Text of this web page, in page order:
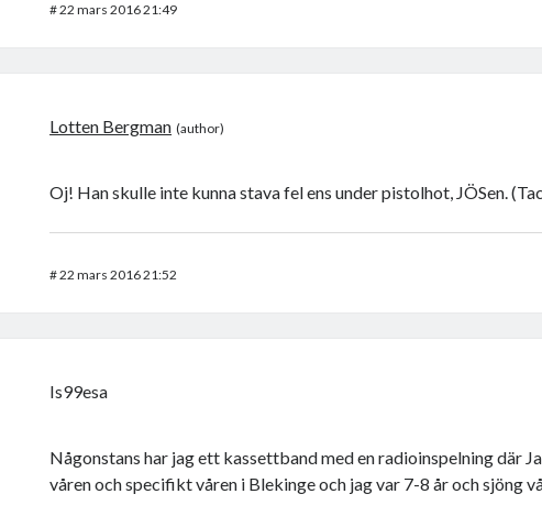
#22 mars 2016 21:49
Lotten Bergman
Oj! Han skulle inte kunna stava fel ens under pistolhot, JÖSen.
#22 mars 2016 21:52
Is99esa
Någonstans har jag ett kassettband med en radioinspelning där
våren och specifikt våren i Blekinge och jag var 7-8 år och sjöng